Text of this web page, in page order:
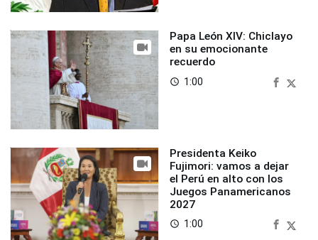
Papa León XIV: Chiclayo
en su emocionante
recuerdo
access_time 1:00
Presidenta Keiko
Fujimori: vamos a dejar
el Perú en alto con los
Juegos Panamericanos
2027
access_time 1:00